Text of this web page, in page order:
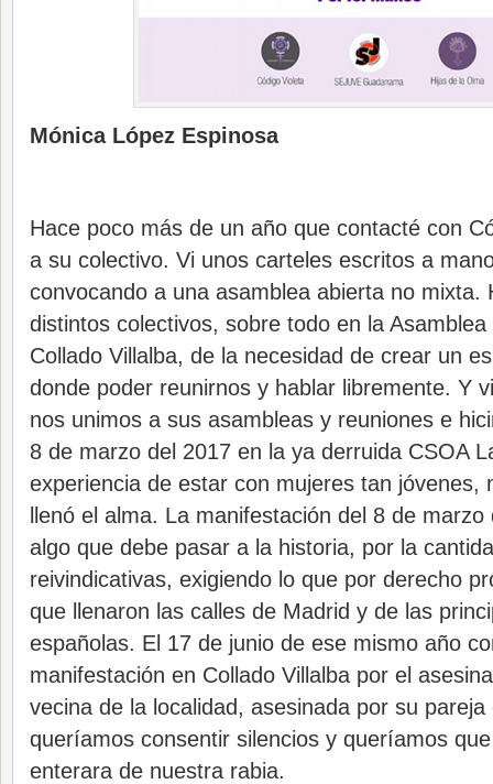
Mónica López Espinosa
Hace poco más de un año que contacté con
a su colectivo. Vi unos carteles escritos a
convocando a una asamblea abierta no mixta.
distintos colectivos, sobre todo en la
Collado Villalba, de la necesidad de crear un
donde poder reunirnos y hablar libremente. Y
nos unimos a sus asambleas y reuniones e
8 de marzo del 2017 en la ya derruida CSOA
experiencia de estar con mujeres tan jóvenes,
llenó el alma. La manifestación del 8 de
algo que debe pasar a la historia, por la
reivindicativas, exigiendo lo que por derecho
que llenaron las calles de Madrid y de las
españolas. El 17 de junio de ese mismo año
manifestación en Collado Villalba por el
vecina de la localidad, asesinada por su
queríamos consentir silencios y queríamos
enterara de nuestra rabia.